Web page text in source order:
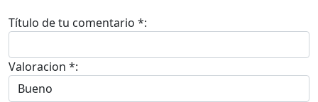
Título de tu comentario *:
Valoracion *: